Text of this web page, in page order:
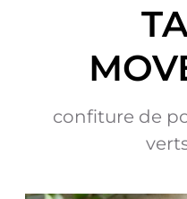
confiture de